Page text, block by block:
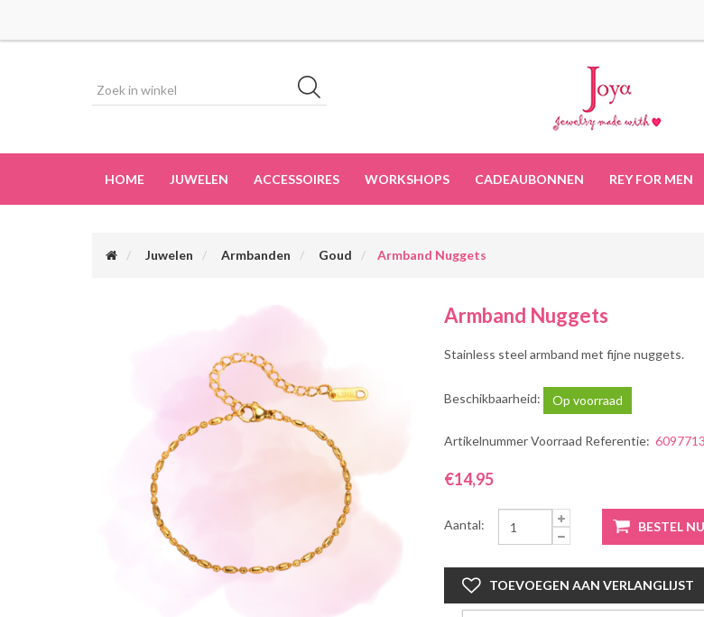
HOME JUWELEN ACCESSOIRES WORKSHOPS CADEAUBONNEN REY FOR MEN
Juwelen Armbanden Goud Armband Nuggets
Armband Nuggets
Stainless steel armband met fijne nuggets.
Beschikbaarheid: Op voorraad
Artikelnummer Voorraad Referentie:
€14,95
Aantal: